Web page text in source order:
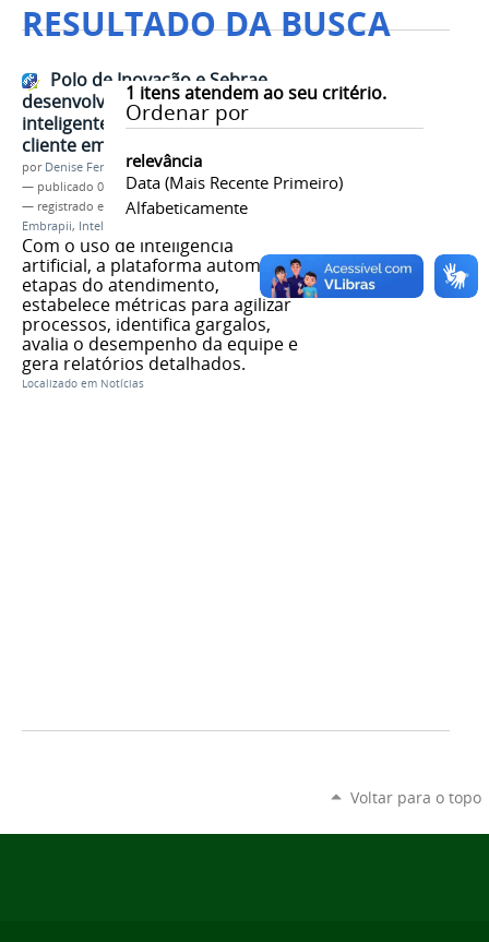
RESULTADO DA BUSCA
1 itens atendem ao seu critério.
Ordenar por
relevância
Data (mais Recente Primeiro)
Alfabeticamente
Polo de Inovação e Sebrae
desenvolvem plataforma
inteligente de atendimento ao
cliente em Formiga
por Denise Ferreira dos Santos
— publicado 04/12/2025
— registrado em:
Polo de Inovação,Unidade
Embrapii, Inteligência Artificial
Com o uso de inteligência
artificial, a plataforma automatiza
etapas do atendimento,
estabelece métricas para agilizar
processos, identifica gargalos,
avalia o desempenho da equipe e
gera relatórios detalhados.
Localizado em Notícias
Voltar para o topo